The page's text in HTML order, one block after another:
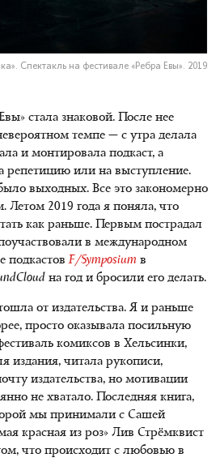
Спектакль на фестивале «Ребра Евы». 2019
стала знаковой. После нее
темпе — с утра делала
и монтировала подкаст, а
репетицию или на выступление.
выходных. Все это закономерно
Летом 2019 года я поняла, что
как раньше. Первым пострадал
в международном
подкастовF/Symposium в
на год и бросили его делать.
от издательства. Я и раньше
просто оказывала посильную
комиксов в Хельсинки,
издания, читала рукописи,
издательства, но мотивации
не хватало. Последняя книга,
мы принимали с Сашей
красная из роз» Лив Стрёмквист
что происходит с любовью в